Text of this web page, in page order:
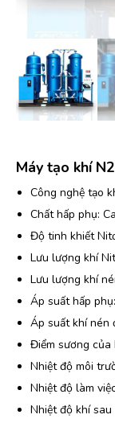
Máy tạo khí
Công nghệ tạo
Chất hấp phụ:
Độ tinh khiết
Lưu lượng khí
Lưu lượng khí
Áp suất hấp
Áp suất khí nén
Điểm sương của
Nhiệt độ môi
Nhiệt độ làm
Nhiệt độ khí sau